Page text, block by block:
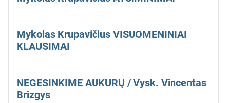
Mykolas Krupavičius VISUOMENINIAI
KLAUSIMAI
NEGESINKIME AUKURŲ / Vysk. Vincentas
Brizgys